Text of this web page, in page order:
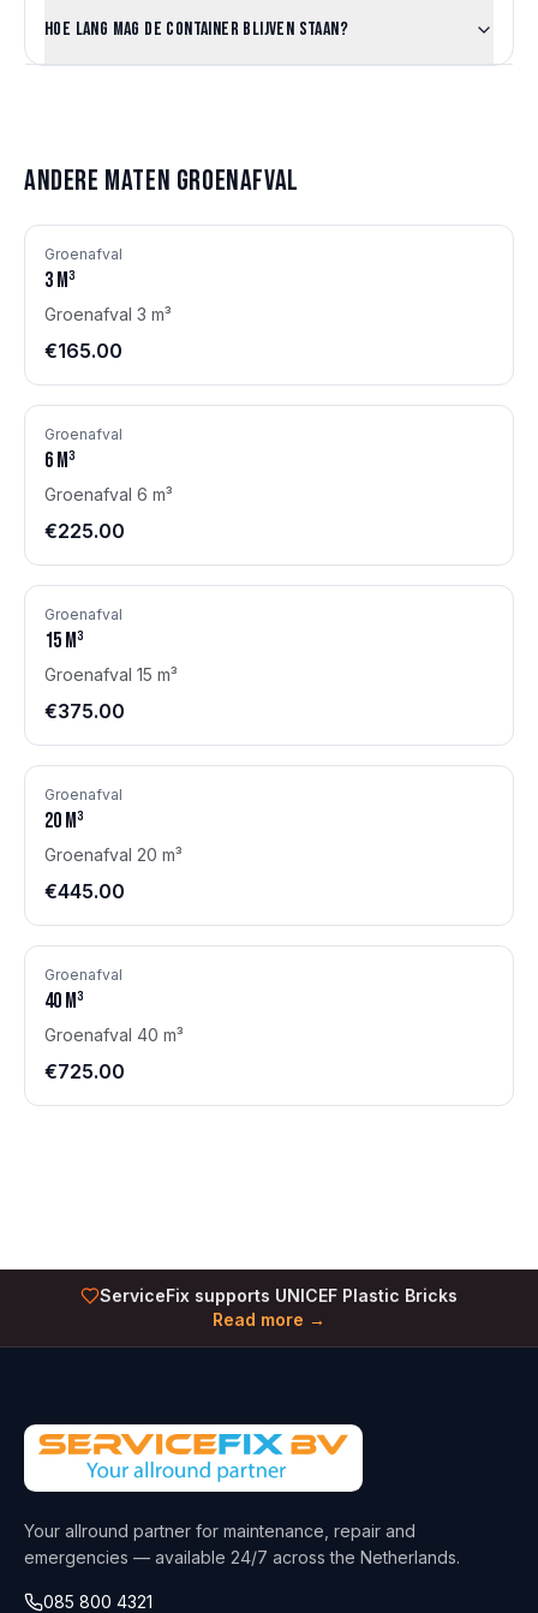
Hoe lang mag de container blijven staan?
Andere maten Groenafval
Groenafval
3 m³
Groenafval 3 m³
€165.00
Groenafval
6 m³
Groenafval 6 m³
€225.00
Groenafval
15 m³
Groenafval 15 m³
€375.00
Groenafval
20 m³
Groenafval 20 m³
€445.00
Groenafval
40 m³
Groenafval 40 m³
€725.00
ServiceFix supports UNICEF Plastic Bricks
Read more →
Your allround partner for maintenance, repair and
emergencies — available 24/7 across the Netherlands.
085 800 4321